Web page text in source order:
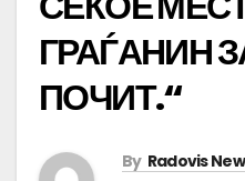
ГРАЃАНИН
ПОЧИТ.“
By Radovis